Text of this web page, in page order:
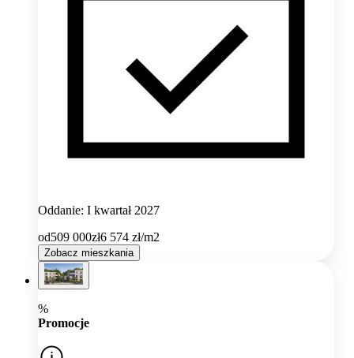
Oddanie: I kwartał 2027
od509 000zł6 574 zł/m2
Zobacz mieszkania
%
Promocje